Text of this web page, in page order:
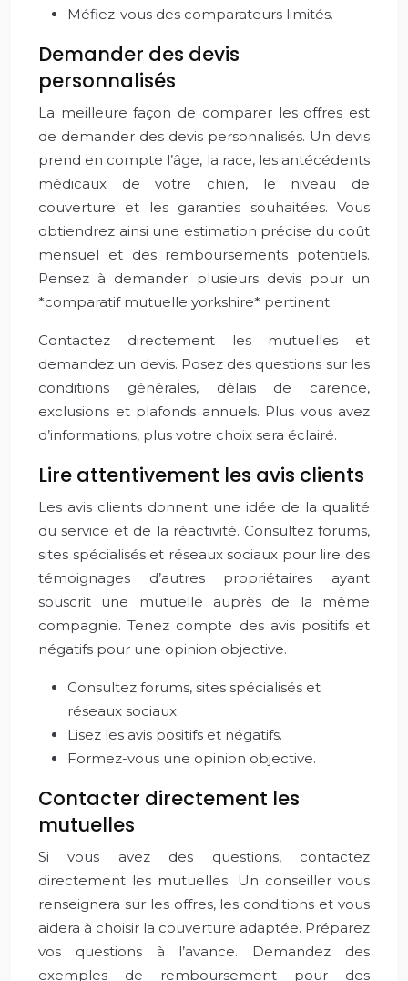
Méfiez-vous des comparateurs limités.
Demander des devis
personnalisés
La meilleure façon de comparer les offres est
de demander des devis personnalisés. Un devis
prend en compte l’âge, la race, les antécédents
médicaux de votre chien, le niveau de
couverture et les garanties souhaitées. Vous
obtiendrez ainsi une estimation précise du coût
mensuel et des remboursements potentiels.
Pensez à demander plusieurs devis pour un
*comparatif mutuelle yorkshire* pertinent.
Contactez directement les mutuelles et
demandez un devis. Posez des questions sur les
conditions générales, délais de carence,
exclusions et plafonds annuels. Plus vous avez
d’informations, plus votre choix sera éclairé.
Lire attentivement les avis clients
Les avis clients donnent une idée de la qualité
du service et de la réactivité. Consultez forums,
sites spécialisés et réseaux sociaux pour lire des
témoignages d’autres propriétaires ayant
souscrit une mutuelle auprès de la même
compagnie. Tenez compte des avis positifs et
négatifs pour une opinion objective.
Consultez forums, sites spécialisés et
réseaux sociaux.
Lisez les avis positifs et négatifs.
Formez-vous une opinion objective.
Contacter directement les
mutuelles
Si vous avez des questions, contactez
directement les mutuelles. Un conseiller vous
renseignera sur les offres, les conditions et vous
aidera à choisir la couverture adaptée. Préparez
vos questions à l’avance. Demandez des
exemples de remboursement pour des